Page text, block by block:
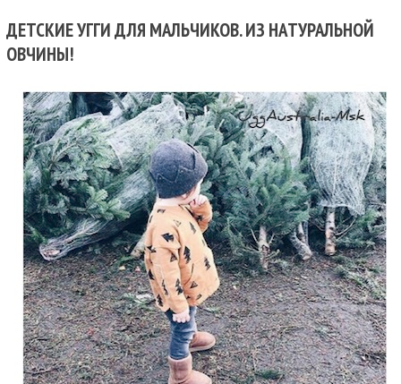
ДЕТСКИЕ УГГИ ДЛЯ МАЛЬЧИКОВ. ИЗ НАТУРАЛЬНОЙ
ОВЧИНЫ!